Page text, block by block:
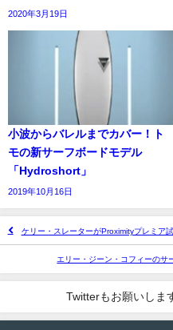
2020年3月19日
小波からバレルまでカバー！ト
モの新サーフボードモデル
「Hydroshort」
2019年10月16日
ケリー・スレーターがProximityプレミア
エリー・ジーン・コフィーのサ
Twitterもお願いしま